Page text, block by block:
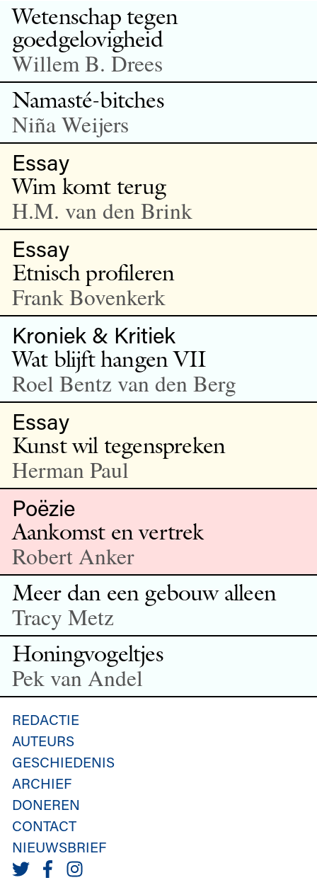
Wetenschap tegen
goedgelovigheid
Willem B. Drees
Namasté-bitches
Niña Weijers
Essay
Wim komt terug
H.M. van den Brink
Essay
Etnisch profileren
Frank Bovenkerk
Kroniek & Kritiek
Wat blijft hangen VII
Roel Bentz van den Berg
Essay
Kunst wil tegenspreken
Herman Paul
Poëzie
Aankomst en vertrek
Robert Anker
Meer dan een gebouw alleen
Tracy Metz
Honingvogeltjes
Pek van Andel
REDACTIE
AUTEURS
GESCHIEDENIS
ARCHIEF
DONEREN
CONTACT
NIEUWSBRIEF